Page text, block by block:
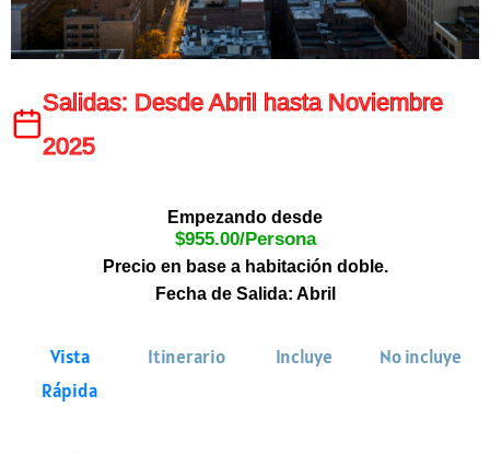
Salidas: Desde Abril hasta Noviembre
2025
Empezando desde
$955.00/Persona
Precio en base a habitación doble.
Fecha de Salida: Abril
Vista
Rápida
Itinerario Incluye No incluye